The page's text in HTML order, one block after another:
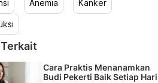
Anemia Kanker
Cara Praktis Menanamkan
Budi Pekerti Baik Setiap Hari